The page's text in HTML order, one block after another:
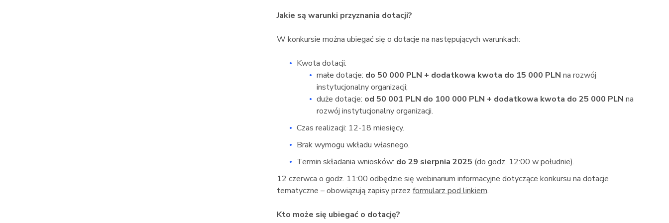
Jakie są warunki przyznania dotacji?
W konkursie można ubiegać się o dotacje na następujących warunkach:
Kwota dotacji:
małe dotacje: do 50 000 PLN + dodatkowa kwota do 15 000 PLN na rozwój
instytucjonalny organizacji;
duże dotacje: od 50 001 PLN do 100 000 PLN + dodatkowa kwota do 25 000 PLN na
rozwój instytucjonalny organizacji.
Czas realizacji: 12-18 miesięcy.
Brak wymogu wkładu własnego.
Termin składania wniosków: do 29 sierpnia 2025 (do godz. 12:00 w południe).
12 czerwca o godz. 11:00 odbędzie się webinarium informacyjne dotyczące konkursu na dotacje
tematyczne – obowiązują zapisy przez formularz pod linkiem.
Kto może się ubiegać o dotację?